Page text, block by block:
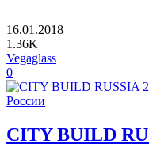
16.01.2018
1.36K
Vegaglass
0
CITY BUILD